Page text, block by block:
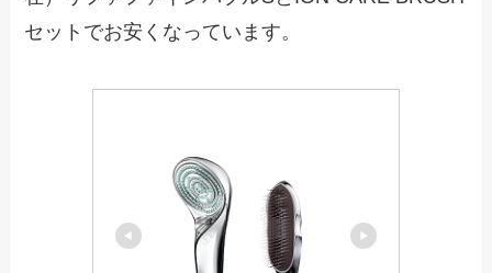
セットでお安くなっています。